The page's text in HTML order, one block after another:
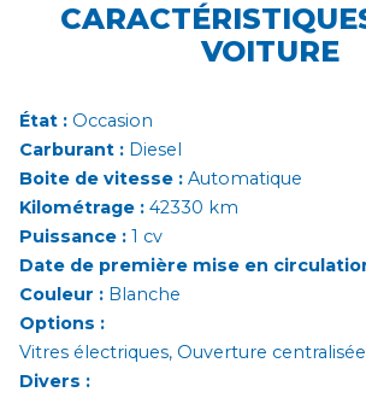
VOITURE
État : Occasion
Carburant : Diesel
Boite de vitesse : Automatique
Kilométrage : 42330 km
Puissance : 1 cv
Date de première mise en
Couleur : Blanche
Options :
Vitres électriques, Ouverture
Divers :